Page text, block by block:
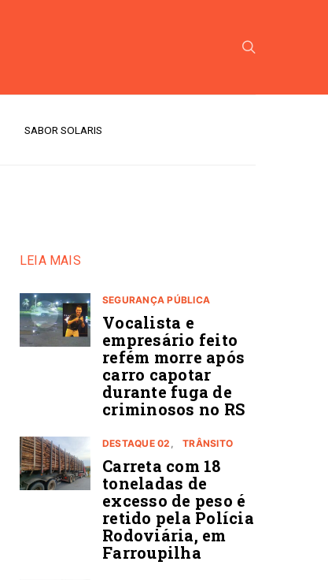
SABOR SOLARIS
LEIA MAIS
SEGURANÇA PÚBLICA
Vocalista e
empresário feito
refém morre após
carro capotar
durante fuga de
criminosos no RS
DESTAQUE 02 TRÂNSITO
Carreta com 18
toneladas de
excesso de peso é
retido pela Polícia
Rodoviária, em
Farroupilha